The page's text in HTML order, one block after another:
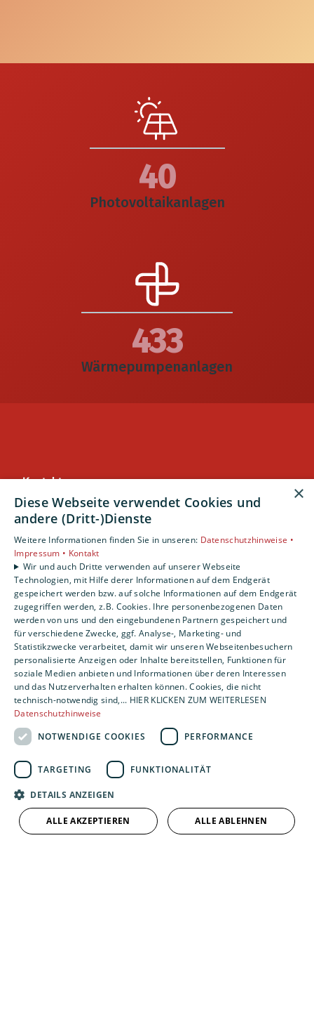
44
Photovoltaikanlagen
472
Wärmepumpenanlagen
Kontakt
Hofmann Haustechnik GmbH
Donaustr. 31
Telefon: 0911 6370010
Telefax: 0911 6370467
service@hofmann-haustechnik.de
Unternehmen
AGB
·Datenschutz ·Impressum
·
Barrierefreiheitserklärung
Leistungen
Privatkunden
Karriere
Standort
Nürnberg
×
Diese Webseite verwendet Cookies und
andere (Dritt-)Dienste
Weitere Informationen finden Sie in unseren: Datenschutzhinweise •
Impressum • Kontakt
Wir und auch Dritte verwenden auf unserer Webseite
Technologien, mit Hilfe derer Informationen auf dem Endgerät
gespeichert werden bzw. auf solche Informationen auf dem Endgerät
zugegriffen werden, z.B. Cookies. Ihre personenbezogenen Daten
werden von uns und den eingebundenen Partnern gespeichert und
für verschiedene Zwecke, ggf. Analyse-, Marketing- und
Statistikzwecke verarbeitet, damit wir unseren Webseitenbesuchern
personalisierte Anzeigen oder Inhalte bereitstellen, Funktionen für
soziale Medien anbieten und Informationen über deren Interessen
und das Nutzerverhalten erhalten können. Cookies, die nicht
technisch-notwendig sind,... HIER KLICKEN ZUM WEITERLESEN
Datenschutzhinweise
NOTWENDIGE COOKIES
PERFORMANCE
TARGETING FUNKTIONALITÄT
DETAILS ANZEIGEN
ALLE AKZEPTIEREN ALLE ABLEHNEN